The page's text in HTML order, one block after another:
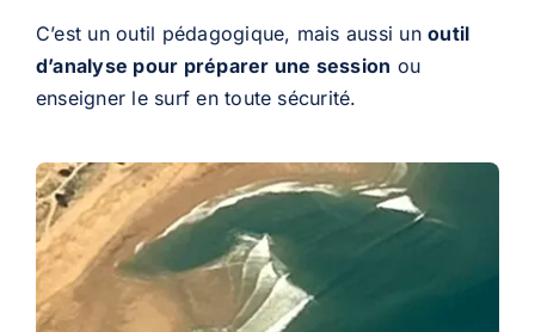
C’est un outil pédagogique, mais aussi unoutil
d’analyse pour préparer une session ou
enseigner le surf en toute sécurité.